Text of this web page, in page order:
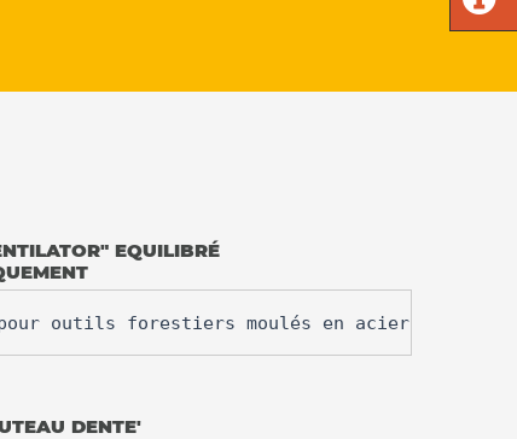
EQUILIBRÉ
outils forestiers moulés en acier au bore
DENTE'